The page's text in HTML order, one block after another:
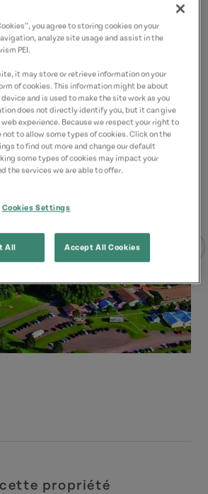
propriété
you agree to storing cookies on your
analyze site usage and assist in the
PEI.
it may store or retrieve information on your
of cookies. This information might be about
and is used to make the site work as you
does not directly identify you, but it can give
web experience. Because we respect your right to
not to allow some types of cookies. Click on the
to find out more and change our default
some types of cookies may impact your
the services we are able to offer.
Cookies Settings
All Accept All Cookies